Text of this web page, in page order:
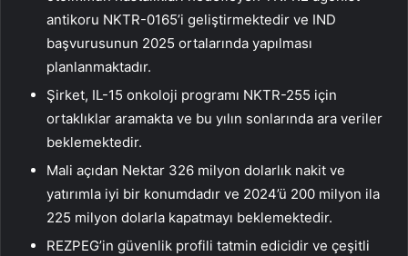
antikoru NKTR-0165’i geliştirmektedir ve IND
başvurusunun 2025 ortalarında yapılması
planlanmaktadır.
Şirket, IL-15 onkoloji programı NKTR-255 için
ortaklıklar aramakta ve bu yılın sonlarında ara veriler
beklemektedir.
Mali açıdan Nektar 326 milyon dolarlık nakit ve
yatırımla iyi bir konumdadır ve 2024’ü 200 milyon ila
225 milyon dolarla kapatmayı beklemektedir.
REZPEG’in güvenlik profili tatmin edicidir ve çeşitli